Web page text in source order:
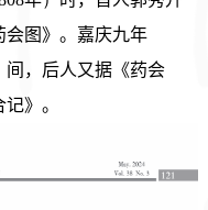
会图》。嘉庆九年
间，后人又据《药会
》。